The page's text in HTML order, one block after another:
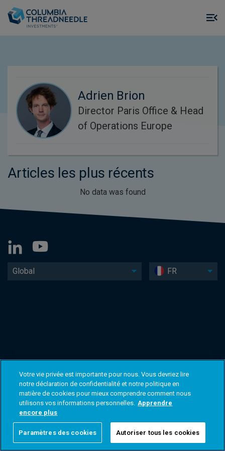
Adrien Brion
Director Paris Office & Head
of Operations Europe
Articles les plus récents
No data was found
Global FR
Votre vie privée est importante pour nous. Vous devriez lire
notre déclaration de confidentialité et notre politique en
matière de cookies pour mieux comprendre comment nous
utilisons vos informations personnelles. Apprendre
encore plus
Paramètres des cookies Autoriser tous les cookies